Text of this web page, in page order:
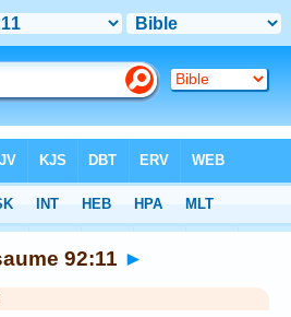
92:11 ►